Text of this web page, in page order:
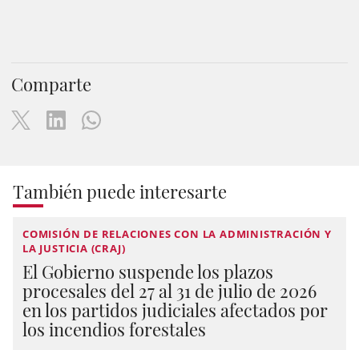
Comparte
También puede interesarte
COMISIÓN DE RELACIONES CON LA ADMINISTRACIÓN Y
LA JUSTICIA (CRAJ)
El Gobierno suspende los plazos
procesales del 27 al 31 de julio de 2026
en los partidos judiciales afectados por
los incendios forestales